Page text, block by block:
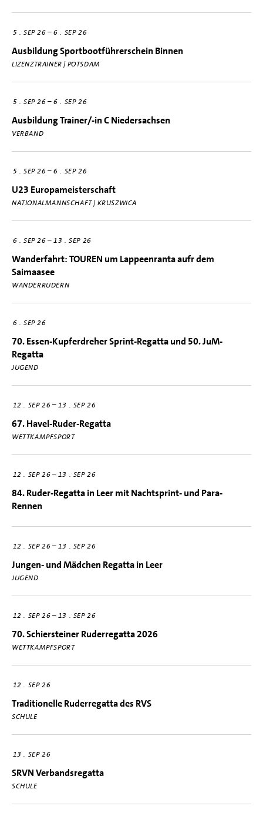
5 SEP 26 –6 SEP 26
Ausbildung Sportbootführerschein Binnen
LIZENZTRAINER | POTSDAM
5 SEP 26 –6 SEP 26
Ausbildung Trainer/-in C Niedersachsen
VERBAND
5 SEP 26 –6 SEP 26
U23 Europameisterschaft
NATIONALMANNSCHAFT | KRUSZWICA
6 SEP 26 –13 SEP 26
Wanderfahrt: TOUREN um Lappeenranta aufr dem
Saimaasee
WANDERRUDERN
6 SEP 26
70. Essen-Kupferdreher Sprint-Regatta und 50. JuM-
Regatta
JUGEND
12 SEP 26–13 SEP 26
67. Havel-Ruder-Regatta
WETTKAMPFSPORT
12 SEP 26–13 SEP 26
84. Ruder-Regatta in Leer mit Nachtsprint- und Para-
Rennen
12 SEP 26–13 SEP 26
Jungen- und Mädchen Regatta in Leer
JUGEND
12 SEP 26–13 SEP 26
70. Schiersteiner Ruderregatta 2026
WETTKAMPFSPORT
12 SEP 26
Traditionelle Ruderregatta des RVS
SCHULE
13 SEP 26
SRVN Verbandsregatta
SCHULE